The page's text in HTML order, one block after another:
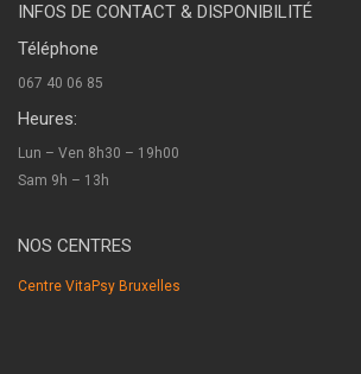
INFOS DE CONTACT & DISPONIBILITÉ
Téléphone
067 40 06 85
Heures:
Lun – Ven 8h30 – 19h00
Sam 9h – 13h
NOS CENTRES
Centre VitaPsy Bruxelles